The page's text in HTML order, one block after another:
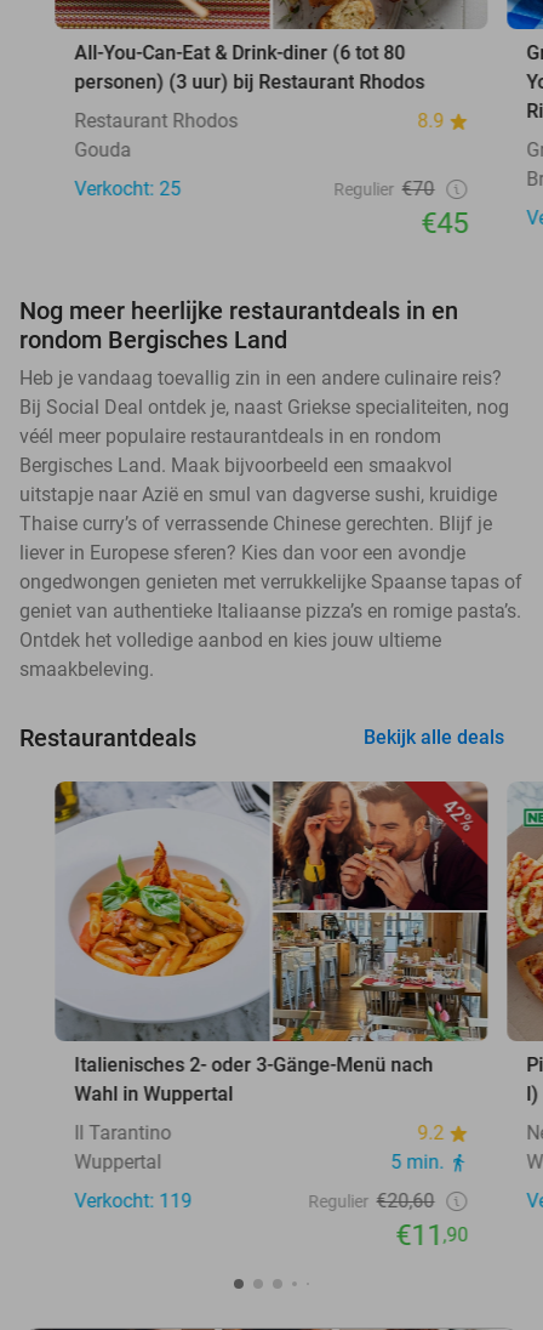
All-You-Can-Eat & Drink-diner (6 tot 80
personen) (3 uur) bij Restaurant Rhodos
Restaurant Rhodos
8.9
Gouda
Verkocht: 25
Regulier €70
€45
Nog meer heerlijke restaurantdeals in en
rondom Bergisches Land
Heb je vandaag toevallig zin in een andere culinaire reis?
Bij Social Deal ontdek je, naast Griekse specialiteiten, nog
véél meer populaire restaurantdeals in en rondom
Bergisches Land. Maak bijvoorbeeld een smaakvol
uitstapje naar Azië en smul van dagverse sushi, kruidige
Thaise curry’s of verrassende Chinese gerechten. Blijf je
liever in Europese sferen? Kies dan voor een avondje
ongedwongen genieten met verrukkelijke Spaanse tapas of
geniet van authentieke Italiaanse pizza’s en romige pasta’s.
Ontdek het volledige aanbod en kies jouw ultieme
smaakbeleving.
Restaurantdeals Bekijk alle deals
42%
Italienisches 2- oder 3-Gänge-Menü nach
Wahl in Wuppertal
Il Tarantino
9.2
Wuppertal
5 min.
Verkocht: 119
Regulier €20,60
€11,90